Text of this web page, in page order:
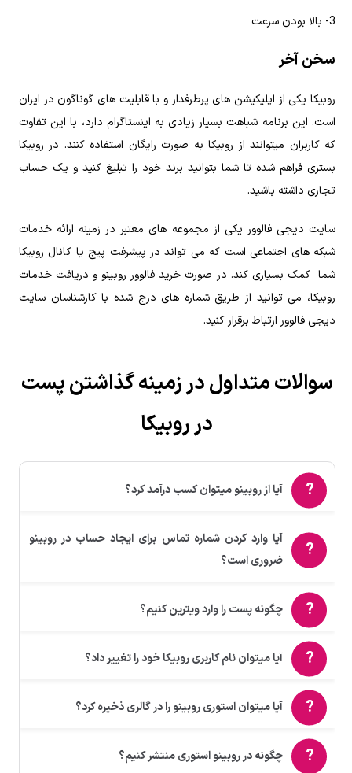
3- بالا بودن سرعت
سخن آخر
روبیکا یکی از اپلیکیشن های پرطرفدار و با قابلیت های گوناگون در ایران
است. این برنامه شباهت بسیار زیادی به اینستاگرام دارد، با این تفاوت
که کاربران میتوانند از روبیکا به صورت رایگان استفاده کنند. در روبیکا
بستری فراهم شده تا شما بتوانید برند خود را تبلیغ کنید و یک حساب
تجاری داشته باشید.
سایت دیجی فالوور یکی از مجموعه های معتبر در زمینه ارائه خدمات
شبکه های اجتماعی است که می تواند در پیشرفت پیج یا کانال روبیکا
شما کمک بسیاری کند. در صورت خرید فالوور روبینو و دریافت خدمات
روبیکا، می توانید از طریق شماره های درج شده با کارشناسان سایت
دیجی فالوور ارتباط برقرار کنید.
سوالات متداول در زمینه گذاشتن پست
در روبیکا
آیا از روبینو میتوان کسب درآمد کرد؟
آیا وارد کردن شماره تماس برای ایجاد حساب در روبینو
ضروری است؟
چگونه پست را وارد ویترین کنیم؟
آیا میتوان نام کاربری روبیکا خود را تغییر داد؟
آیا میتوان استوری روبینو را در گالری ذخیره کرد؟
چگونه در روبینو استوری منتشر کنیم؟